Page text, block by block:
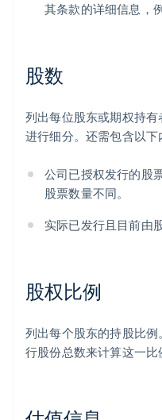
其条款的详细信息，
股数
列出每位股东或期权持
进行细分。还需包含以下
公司已授权发行的股
股票数量不同。
实际已发行且目前由
股权比例
列出每个股东的持股比
行股份总数来计算这一比